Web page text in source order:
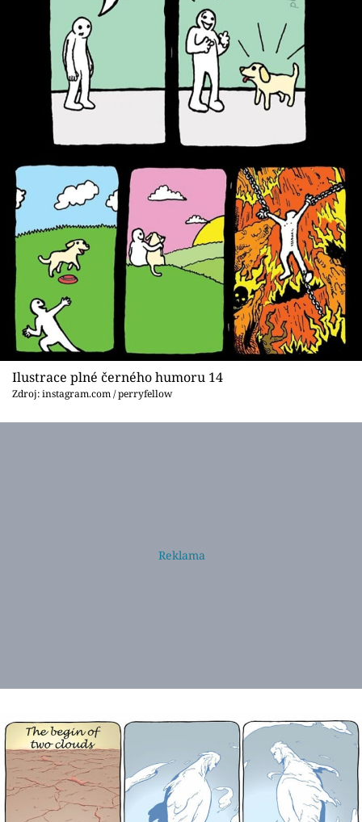
Ilustrace plné černého humoru 14
Zdroj: instagram.com / perryfellow